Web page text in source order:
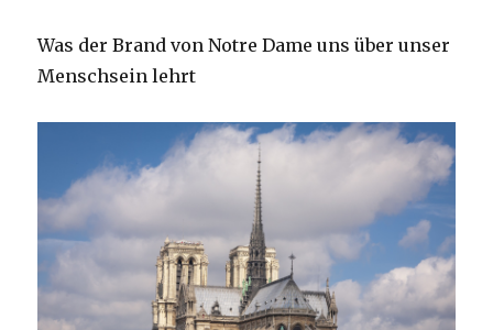
Was der Brand von Notre Dame uns über unser
Menschsein lehrt